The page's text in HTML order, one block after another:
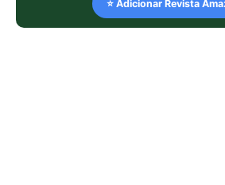
⭐ Adicionar Revista